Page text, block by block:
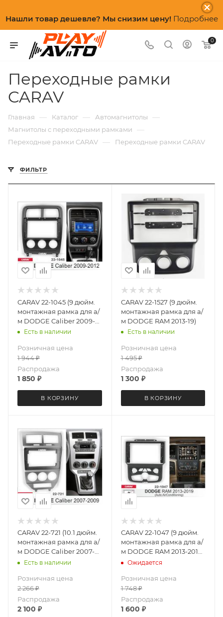
Нашли товар дешевле? Мы снизим цену! Подробнее
0
Переходные рамки
CARAV
Главная — Каталог — Автомагнитолы —
Магнитолы с переходными рамками —
Переходные рамки CARAV — Переходные рамки CARAV
ФИЛЬТР
CARAV 22-1045 (9 дюйм.
монтажная рамка для а/
м DODGE Caliber 2009-
2012)Есть в наличии
Розничная цена
1 944₽
Распродажа
1 850 ₽
В КОРЗИНУ
CARAV 22-1527 (9 дюйм.
монтажная рамка для а/
м DODGE RAM 2013-19)
Есть в наличии
Розничная цена
1 495₽
Распродажа
1 300 ₽
В КОРЗИНУ
CARAV 22-721 (10.1 дюйм.
монтажная рамка для а/
м DODGE Caliber 2007-
2009
Есть в наличии
Розничная цена
2 266₽
Распродажа
2 100 ₽
CARAV 22-1047 (9 дюйм.
монтажная рамка для а/
м DODGE RAM 2013-2019
климат
Ожидается
Розничная цена
1 748₽
Распродажа
1 600 ₽